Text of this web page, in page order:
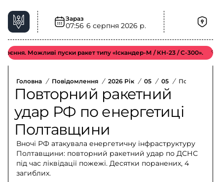
Зараз
07:56 6 серпня 2026 р.
Можливі пуски ракет типу «Іскандер-М / КН-23 / С-300».
Головна / Повідомлення / 2026 Рік / 05 / 05 / Повторний
Повторний ракетний
удар РФ по енергетиці
Полтавщини
Вночі РФ атакувала енергетичну інфраструктуру
Полтавщини: повторний ракетний удар по ДСНС
під час ліквідації пожежі. Десятки поранених, 4
загиблих.